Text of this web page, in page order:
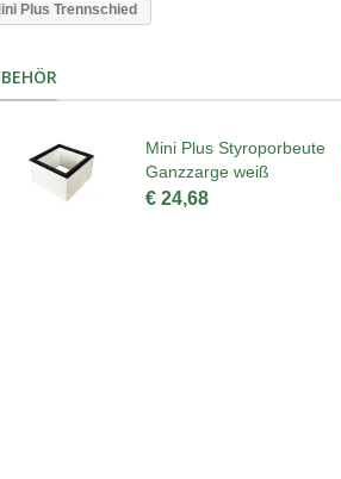
Plus Trennschied
Mini Plus Styroporbeute
Ganzzarge weiß
€ 24,68